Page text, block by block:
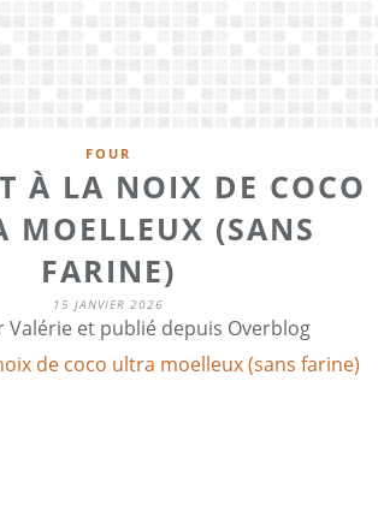
FOUR
À LA NOIX DE COCO
MOELLEUX (SANS
FARINE)
15 JANVIER 2026
Valérie et publié depuis Overblog